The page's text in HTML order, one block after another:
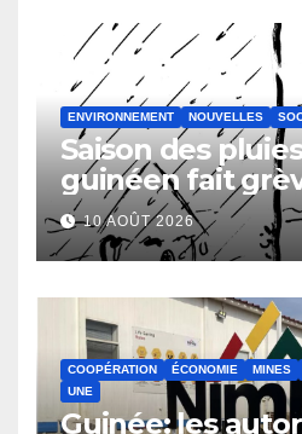
ENVIRONNEMENT NOUVELLES
Saison des
guinéen fait
10 AOÛT 2026
COOPÉRATION ÉCONOMIE MINES
UNE
Guinée: les